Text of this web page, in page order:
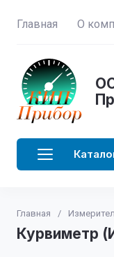
Главная О
Главная /
Курвиметр